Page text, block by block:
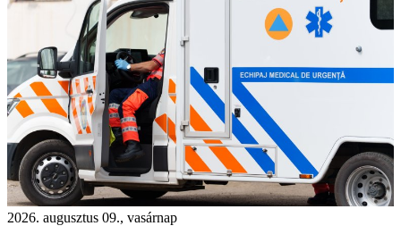
2026. augusztus 09., vasárnap